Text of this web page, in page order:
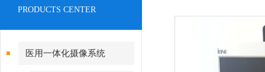
PRODUCTS CENTER
医用一体化摄像系统